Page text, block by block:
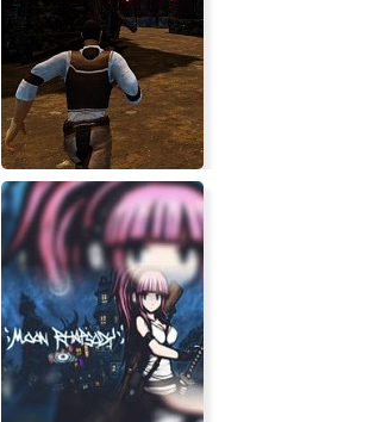
Cannon Fire
Skydom